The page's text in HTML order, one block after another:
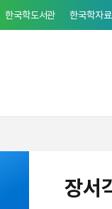
한국학도서관 한국학자
장서